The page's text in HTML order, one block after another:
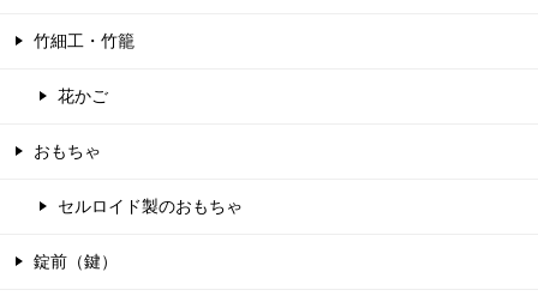
竹細工・竹籠
花かご
おもちゃ
セルロイド製のおもちゃ
錠前（鍵）